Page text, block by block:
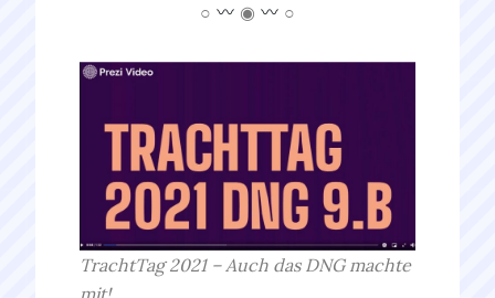
○ ◉ ○
TrachtTag 2021 – Auch das DNG machte
mit!